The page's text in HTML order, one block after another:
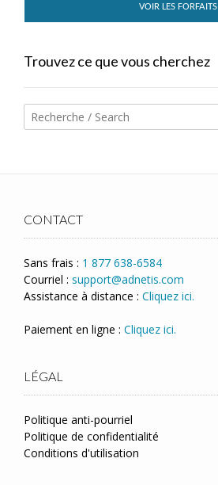
VOIR LES FORFAITS
Trouvez ce que vous cherchez
CONTACT
Sans frais : 1 877 638-6584
Courriel : support@adnetis.com
Assistance à distance : Cliquez ici.
Paiement en ligne : Cliquez ici.
LÉGAL
Politique anti-pourriel
Politique de confidentialité
Conditions d'utilisation